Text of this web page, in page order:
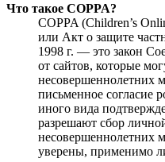
Что такое COPPA?
COPPA (Children’s
или Акт о защите
1998 г. — это закон
от сайтов, которые
несовершеннолетних
письменное согласие
иного вида
разрешают сбор
несовершеннолетних
уверены, применимо